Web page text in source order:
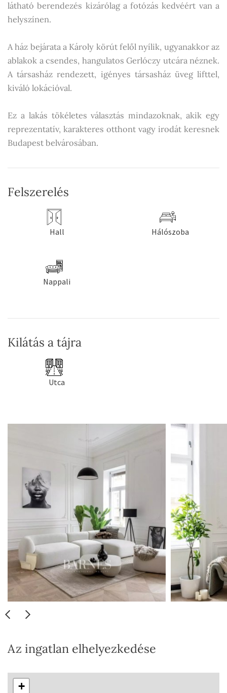
látható berendezés kizárólag a fotózás kedvéért van a
helyszínen.
A ház bejárata a Károly körút felől nyílik, ugyanakkor az
ablakok a csendes, hangulatos Gerlóczy utcára néznek.
A társasház rendezett, igényes társasház üveg lifttel,
kiváló lokációval.
Ez a lakás tökéletes választás mindazoknak, akik egy
reprezentatív, karakteres otthont vagy irodát keresnek
Budapest belvárosában.
Felszerelés
Hall Hálószoba
Nappali
Kilátás a tájra
Utca
Az ingatlan elhelyezkedése
+